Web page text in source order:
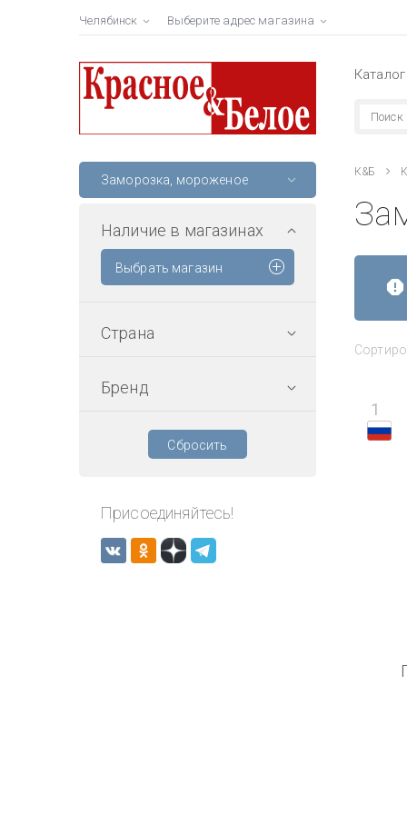
Челябинск Выберите адрес магазина
Каталог
Заморозка, мороженое
Наличие в магазинах
Выбрать магазин
Страна
Бренд
Сбросить
Присоединяйтесь!
К&Б
1